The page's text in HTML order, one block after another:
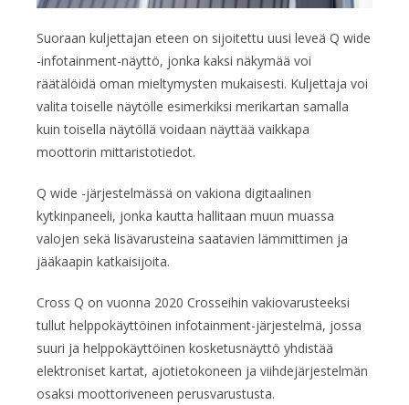
Suoraan kuljettajan eteen on sijoitettu uusi leveä Q wide
-infotainment-näyttö, jonka kaksi näkymää voi
räätälöidä oman mieltymysten mukaisesti. Kuljettaja voi
valita toiselle näytölle esimerkiksi merikartan samalla
kuin toisella näytöllä voidaan näyttää vaikkapa
moottorin mittaristotiedot.
Q wide -järjestelmässä on vakiona digitaalinen
kytkinpaneeli, jonka kautta hallitaan muun muassa
valojen sekä lisävarusteina saatavien lämmittimen ja
jääkaapin katkaisijoita.
Cross Q on vuonna 2020 Crosseihin vakiovarusteeksi
tullut helppokäyttöinen infotainment-järjestelmä, jossa
suuri ja helppokäyttöinen kosketusnäyttö yhdistää
elektroniset kartat, ajotietokoneen ja viihdejärjestelmän
osaksi moottoriveneen perusvarustusta.